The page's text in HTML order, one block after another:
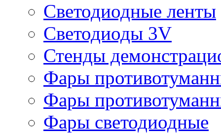
Светодиодные ленты
Светодиоды 3V
Стенды
Фары
Фары
Фары светодиодные